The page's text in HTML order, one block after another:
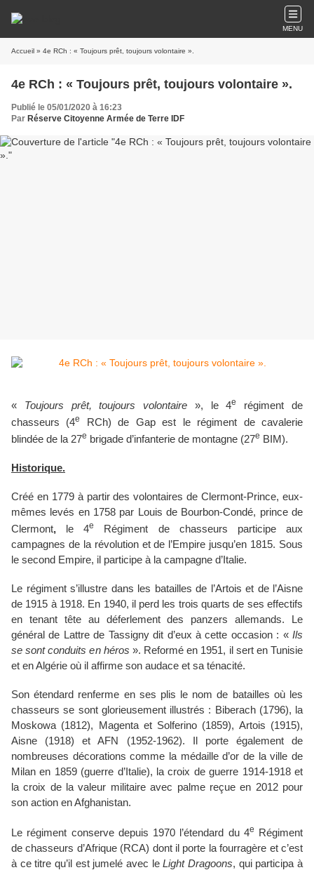
MENU
Accueil » 4e RCh : « Toujours prêt, toujours volontaire ».
4e RCh : « Toujours prêt, toujours volontaire ».
Publié le 05/01/2020 à 16:23
Par Réserve Citoyenne Armée de Terre IDF
« Toujours prêt, toujours volontaire », le 4e
régiment de
chasseurs (4e
RCh) de Gap est le régiment de cavalerie
blindée de la 27e brigade d’infanterie de montagne (27e BIM).
Historique.
Créé en 1779 à partir des volontaires de Clermont-Prince, eux-
mêmes levés en 1758 par Louis de Bourbon-Condé, prince de
Clermont, le 4e
Régiment de chasseurs participe aux
campagnes de la révolution et de l’Empire jusqu’en 1815. Sous
le second Empire, il participe à la campagne d’Italie.
Le régiment s’illustre dans les batailles de l’Artois et de l’Aisne
de 1915 à 1918. En 1940, il perd les trois quarts de ses effectifs
en tenant tête au déferlement des panzers allemands. Le
général de Lattre de Tassigny dit d’eux à cette occasion : «Ils
se sont conduits en héros ». Reformé en 1951, il sert en Tunisie
et en Algérie où il affirme son audace et sa ténacité.
Son étendard renferme en ses plis le nom de batailles où les
chasseurs se sont glorieusement illustrés : Biberach (1796), la
Moskowa (1812), Magenta et Solferino (1859), Artois (1915),
Aisne (1918) et AFN (1952-1962). Il porte également de
nombreuses décorations comme la médaille d’or de la ville de
Milan en 1859 (guerre d’Italie), la croix de guerre 1914-1918 et
la croix de la valeur militaire avec palme reçue en 2012 pour
son action en Afghanistan.
Le régiment conserve depuis 1970 l’étendard du 4e
Régiment
de chasseurs d’Afrique (RCA) dont il porte la fourragère et c’est
à ce titre qu’il est jumelé avec leLight Dragoons, qui participa à